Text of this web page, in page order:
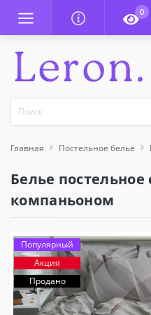
0
Главная Постельное белье
Белье постельное
компаньоном
Популярный
Акция
Продано